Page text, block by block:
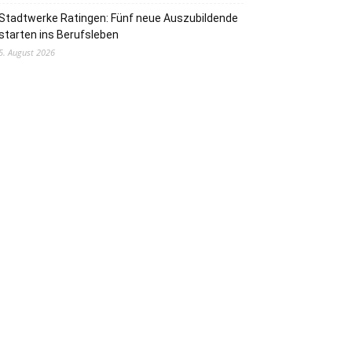
Ratingen: Fünf neue Auszubildende
ins Berufsleben
August 2026